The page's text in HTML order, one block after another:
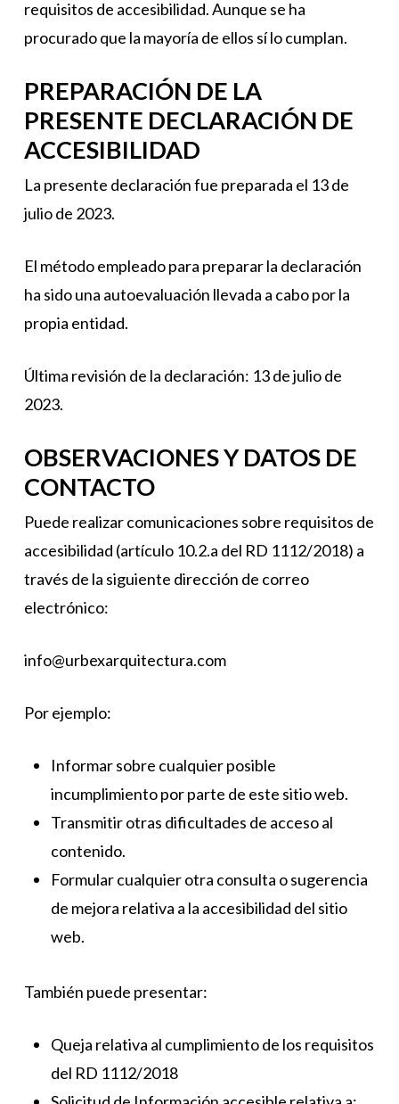
requisitos de accesibilidad. Aunque se ha
procurado que la mayoría de ellos sí lo cumplan.
PREPARACIÓN DE LA
PRESENTE DECLARACIÓN DE
ACCESIBILIDAD
La presente declaración fue preparada el 13 de
julio de 2023.
El método empleado para preparar la declaración
ha sido una autoevaluación llevada a cabo por la
propia entidad.
Última revisión de la declaración: 13 de julio de
2023.
OBSERVACIONES Y DATOS DE
CONTACTO
Puede realizar comunicaciones sobre requisitos de
accesibilidad (artículo 10.2.a del RD 1112/2018) a
través de la siguiente dirección de correo
electrónico:
info@urbexarquitectura.com
Por ejemplo:
Informar sobre cualquier posible
incumplimiento por parte de este sitio web.
Transmitir otras dificultades de acceso al
contenido.
Formular cualquier otra consulta o sugerencia
de mejora relativa a la accesibilidad del sitio
web.
También puede presentar:
Queja relativa al cumplimiento de los requisitos
del RD 1112/2018